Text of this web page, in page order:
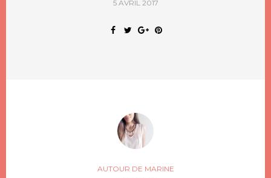
5 AVRIL 2017
AUTOUR DE MARINE